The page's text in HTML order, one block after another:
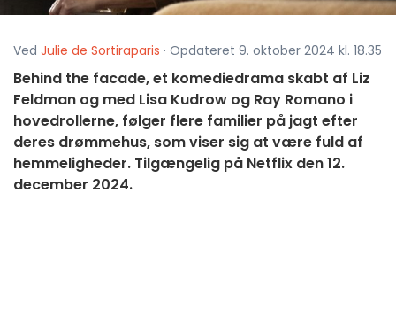
Ved Julie de Sortiraparis · Opdateret 9. oktober 2024 kl. 18.35
Behind the facade, et komediedrama skabt af Liz
Feldman og med Lisa Kudrow og Ray Romano i
hovedrollerne, følger flere familier på jagt efter
deres drømmehus, som viser sig at være fuld af
hemmeligheder. Tilgængelig på Netflix den 12.
december 2024.